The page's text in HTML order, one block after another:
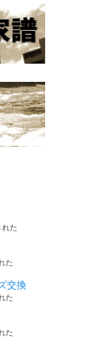
た
た
交換
た
た